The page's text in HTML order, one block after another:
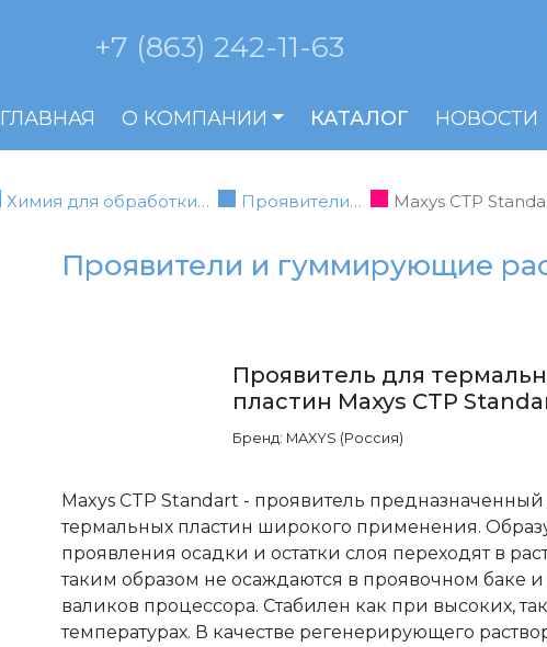
+7 (863) 242-11-63
ГЛАВНАЯ О КОМПАНИИ КАТАЛОГ НОВОСТИ
Химия для обработки… Проявители… Maxys CTP
Проявители и гуммирующие
Проявитель для
пластин Maxys CTP
Бренд: MAXYS (Россия)
Maxys CTP Standart - проявитель
термальных пластин широкого применения.
проявления осадки и остатки слоя переходят в
таким образом не осаждаются в проявочном баке и
валиков процессора. Стабилен как при высоких,
температурах. В качестве регенерирующего